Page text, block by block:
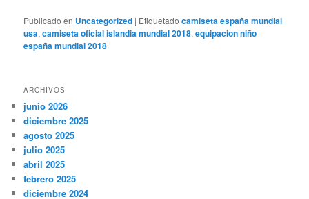
Publicado en Uncategorized | Etiquetado camiseta españa mundial
usa,camiseta oficial islandia mundial 2018,equipacion niño
españa mundial 2018
ARCHIVOS
junio 2026
diciembre 2025
agosto 2025
julio 2025
abril 2025
febrero 2025
diciembre 2024